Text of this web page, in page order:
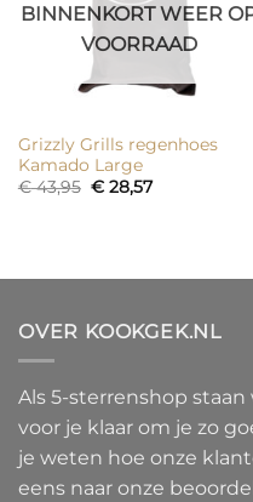
BINNENKORT WEER
VOORRAAD
Grizzly Grills regenhoes
Kamado Large
€43,95 Oorspronkelijke
€28,57Huidige
OVER KOOKGEK.NL
Als 5-sterrenshop
voor je klaar om je zo
je weten hoe onze
eens naar onze